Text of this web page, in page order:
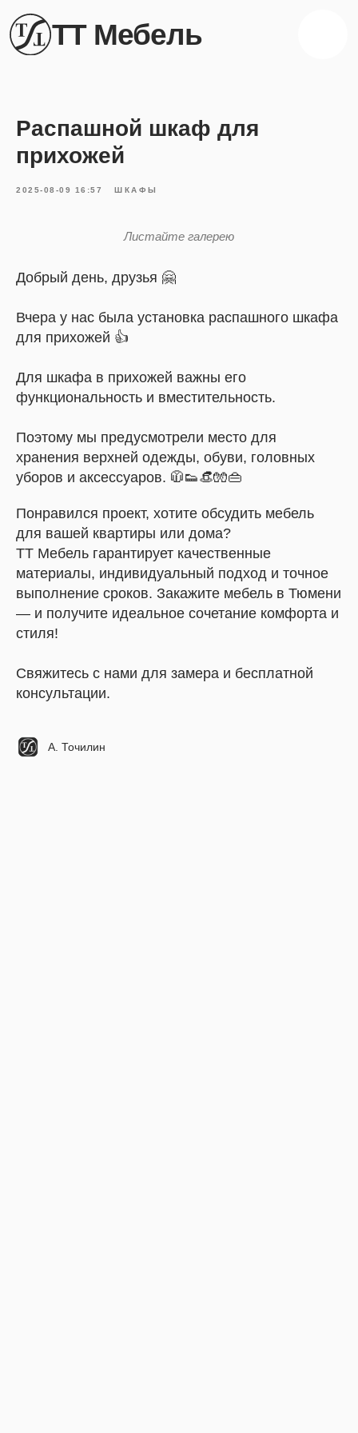
ТТ Мебель
Распашной шкаф для
прихожей
2025-08-09 16:57 ШКАФЫ
Листайте галерею
Добрый день, друзья 🤗
Вчера у нас была установка распашного шкафа
для прихожей 👍
Для шкафа в прихожей важны его
функциональность и вместительность.
Поэтому мы предусмотрели место для
хранения верхней одежды, обуви, головных
уборов и аксессуаров. 🧥👟👒🧤👜
Понравился проект, хотите обсудить мебель
для вашей квартиры или дома?
ТТ Мебель гарантирует качественные
материалы, индивидуальный подход и точное
выполнение сроков. Закажите мебель в Тюмени
— и получите идеальное сочетание комфорта и
стиля!
Свяжитесь с нами для замера и бесплатной
консультации.
А. Точилин